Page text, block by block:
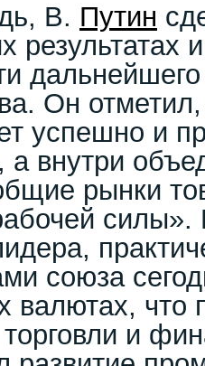
В. Путин
результатах
Он
успешно и
а внутри
рынки
союза
валютах, что
торговли и